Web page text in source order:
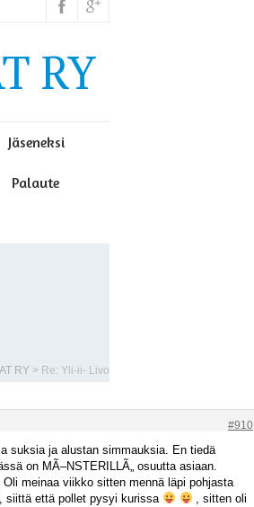
RY
Jäseneksi
Palaute
RY > Re: Yli-ii- Livo
#910
suksia ja alustan simmauksia. En tiedä
on MÃ–NSTERILLÃ„ osuutta asiaan.
meinaa viikko sitten mennä läpi pohjasta
siittä että pollet pysyi kurissa
, sitten oli